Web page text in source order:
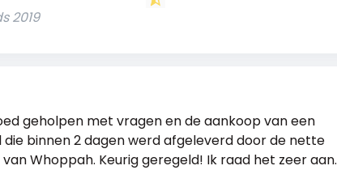
2019
geholpen met vragen en de aankoop van een
die binnen 2 dagen werd afgeleverd door de nette
Whoppah. Keurig geregeld! Ik raad het zeer aan.